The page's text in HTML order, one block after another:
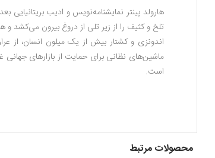
هارولد پینتر نمایشنامه‌نویس و ادیب
اندونزی و کشتار بیش از یک میلون انسان، از
ماشین‌های نظانی برای حمایت از بازارهای جهانی
است.
محصولات مرتبط